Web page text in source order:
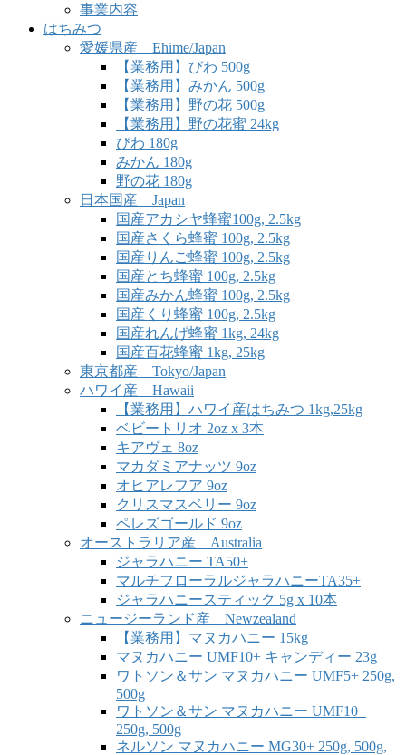
事業内容
はちみつ
愛媛県産 Ehime/Japan
【業務用】びわ 500g
【業務用】みかん 500g
【業務用】野の花 500g
【業務用】野の花蜜 24kg
びわ 180g
みかん 180g
野の花 180g
日本国産 Japan
国産アカシヤ蜂蜜100g, 2.5kg
国産さくら蜂蜜 100g, 2.5kg
国産りんご蜂蜜 100g, 2.5kg
国産とち蜂蜜 100g, 2.5kg
国産みかん蜂蜜 100g, 2.5kg
国産くり蜂蜜 100g, 2.5kg
国産れんげ蜂蜜 1kg, 24kg
国産百花蜂蜜 1kg, 25kg
東京都産 Tokyo/Japan
ハワイ産 Hawaii
【業務用】ハワイ産はちみつ 1kg,25kg
ベビートリオ 2oz x 3本
キアヴェ 8oz
マカダミアナッツ 9oz
オヒアレフア 9oz
クリスマスベリー 9oz
ペレズゴールド 9oz
オーストラリア産 Australia
ジャラハニー TA50+
マルチフローラルジャラハニーTA35+
ジャラハニースティック 5g x 10本
ニュージーランド産 Newzealand
【業務用】マヌカハニー 15kg
マヌカハニー UMF10+ キャンディー 23g
ワトソン＆サン マヌカハニー UMF5+ 250g,
500g
ワトソン＆サン マヌカハニー UMF10+
250g, 500g
ネルソン マヌカハニー MG30+ 250g, 500g,